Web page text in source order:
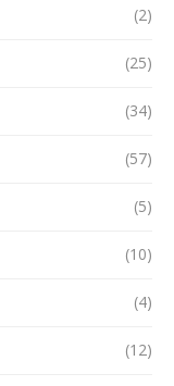
(2)
(25)
(34)
(57)
(5)
(10)
(4)
(12)